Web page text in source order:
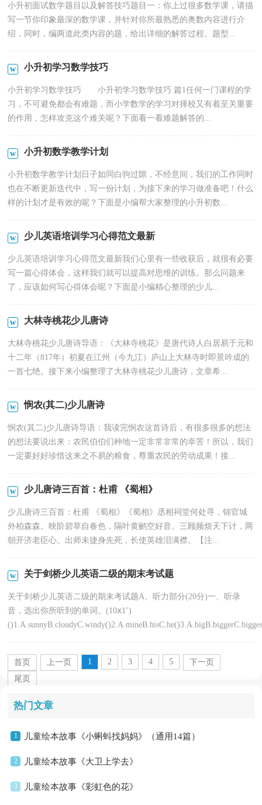
小升初面试数学题目以及解答技巧题目一：你上过很多数学课，请描
写一节你印象最深的数学课，并针对你所最熟悉的奥数内容进行介
绍，同时，编两道此类内容的题，给出详细的解答过程。题型...
小升初学习数学技巧
小升初学习数学技巧 小升初学习数学技巧 篇1任何一门课程的学
习，不可避免都会有难题，而小学数学的学习对择校又有着至关重要
的作用，怎样攻克这个难关呢？下面看一看难题解答的...
小升初数学教学计划
小升初数学教学计划日子如同白驹过隙，不经意间，我们的工作同时
也在不断更新迭代中，写一份计划，为接下来的学习做准备吧！什么
样的计划才是有效的呢？下面是小编帮大家整理的小升初数...
少儿英语培训学习心得范文最新
少儿英语培训学习心得范文最新我们心里有一些收获后，就很有必要
写一篇心得体会，这样我们就可以提高对思维的训练。那么问题来
了，应该如何写心得体会呢？下面是小编精心整理的少儿...
大林寺桃花少儿唐诗
大林寺桃花少儿唐诗导语：《大林寺桃花》是唐代诗人白居易于元和
十二年（817年）初夏在江州（今九江）庐山上大林寺时即景吟成的
一首七绝。接下来小编整理了大林寺桃花少儿唐诗，文章希...
悯农(其二)少儿唐诗
悯农(其二)少儿唐诗导语：我读完悯农这首诗后，有很多很多的想法
的想法要说出来：农民伯伯们种地一定非常非常的幸苦！所以，我们
一定要好好珍惜这来之不易的粮食，尊重农民的劳动成果！接...
少儿唐诗三百首：杜甫 《蜀相》
少儿唐诗三百首：杜甫 《蜀相》《蜀相》丞相祠堂何处寻，锦官城
外柏森森。映阶碧草自春色，隔叶黄鹂空好音。三顾频烦天下计，两
朝开济老臣心。出师未捷身先死，长使英雄泪满襟。【注...
关于剑桥少儿英语二级的期末考试题
关于剑桥少儿英语二级的期末考试题A、听力部分(20分)一、听录
音，选出你所听到的单词。(10ⅹ1’)
首页 上一页 1 2 3 4 5
下一页
尾页
热门文章
1 儿童绘本故事《小蝌蚪找妈妈》（通用14篇）
2 儿童绘本故事《大卫上学去》
3 儿童绘本故事《彩虹色的花》